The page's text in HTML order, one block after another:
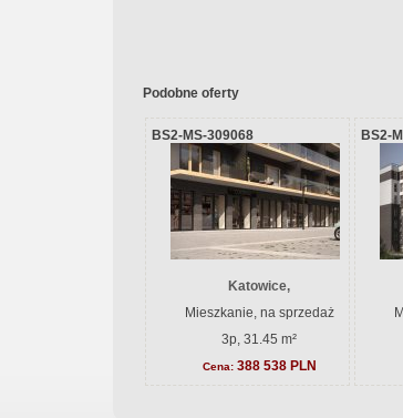
Podobne oferty
BS2-MS-309068
Katowice,
Mieszkanie, na sprzedaż
3p, 31.45 m²
Cena: 388 538 PLN
BS2-